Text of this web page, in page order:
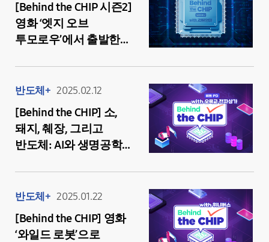
[Behind the CHIP 시즌2]
영화 ‘엣지 오브
투모로우’에서 출발한
반도체+ 2025.02.12
[Behind the CHIP] 소,
돼지, 췌장, 그리고
반도체: AI와 생명공학이
반도체+ 2025.01.22
[Behind the CHIP] 영화
‘와일드 로봇’으로